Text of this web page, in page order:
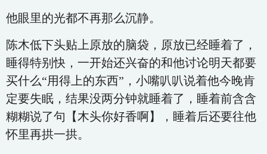
他眼里的光都不再那么沉静。
陈木低下头贴上原放的脑袋，原放已经睡着了，
睡得特别快，一开始还兴奋的和他讨论明天都要
买什么“用得上的东西”，小嘴叭叭说着他今晚肯
定要失眠，结果没两分钟就睡着了，睡着前含含
糊糊说了句【木头你好香啊】，睡着后还要往他
怀里再拱一拱。